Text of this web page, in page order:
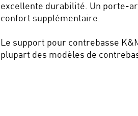
excellente durabilité. Un porte-
confort supplémentaire.
Le support pour contrebasse
plupart des modèles de